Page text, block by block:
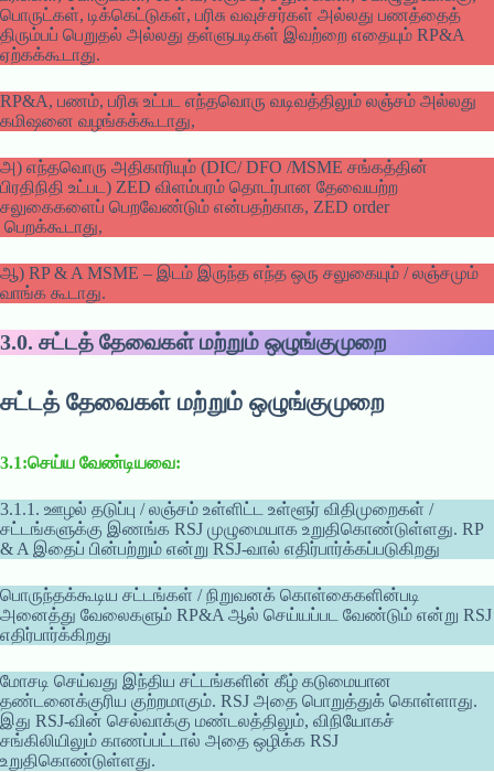
பொருட்கள், டிக்கெட்டுகள், பரிசு வவுச்சர்கள் அல்லது பணத்தைத்
திரும்பப் பெறுதல் அல்லது தள்ளுபடிகள் இவற்றை எதையும் RP&A
ஏற்கக்கூடாது.
RP&A, பணம், பரிசு உட்பட எந்தவொரு வடிவத்திலும் லஞ்சம் அல்லது
கமிஷனை வழங்கக்கூடாது,
அ) எந்தவொரு அதிகாரியும் (DIC/ DFO /MSME சங்கத்தின்
பிரதிநிதி உட்பட) ZED விளம்பரம் தொடர்பான தேவையற்ற
சலுகைகளைப் பெறவேண்டும் என்பதற்காக, ZED order
பெறக்கூடாது,
ஆ) RP & A MSME – இடம் இருந்த எந்த ஒரு சலுகையும் / லஞ்சமும்
வாங்க கூடாது.
3.0. சட்டத் தேவைகள் மற்றும் ஒழுங்குமுறை
சட்டத் தேவைகள் மற்றும் ஒழுங்குமுறை
3.1:செய்ய வேண்டியவை:
3.1.1. ஊழல் தடுப்பு / லஞ்சம் உள்ளிட்ட உள்ளூர் விதிமுறைகள் /
சட்டங்களுக்கு இணங்க RSJ முழுமையாக உறுதிகொண்டுள்ளது. RP
& A இதைப் பின்பற்றும் என்று RSJ-வால் எதிர்பார்க்கப்படுகிறது
பொருந்தக்கூடிய சட்டங்கள் / நிறுவனக் கொள்கைகளின்படி
அனைத்து வேலைகளும் RP&A ஆல் செய்யப்பட வேண்டும் என்று RSJ
எதிர்பார்க்கிறது
மோசடி செய்வது இந்திய சட்டங்களின் கீழ் கடுமையான
தண்டனைக்குரிய குற்றமாகும். RSJ அதை பொறுத்துக் கொள்ளாது.
இது RSJ-வின் செல்வாக்கு மண்டலத்திலும், விநியோகச்
சங்கிலியிலும் காணப்பட்டால் அதை ஒழிக்க RSJ
உறுதிகொண்டுள்ளது.